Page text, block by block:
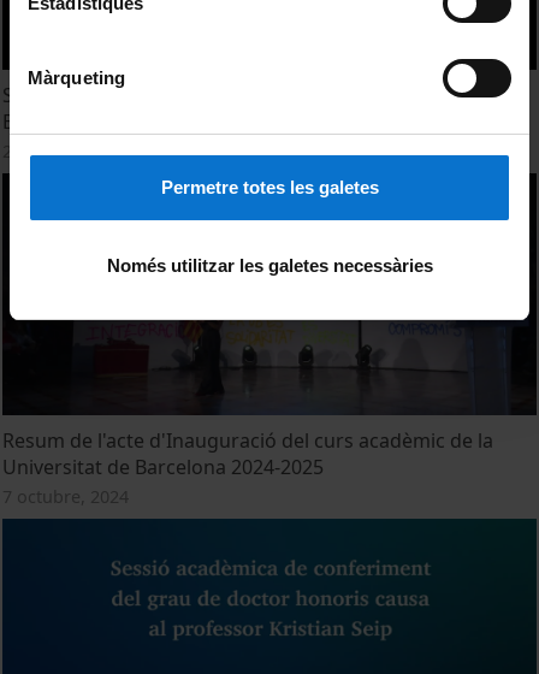
Màrqueting
Permetre totes les galetes
Només utilitzar les galetes necessàries
Sessió d'investidura del Grau de Doctor Honoris Causa a
Belinda E. Medlyn
29 octubre, 2024
Resum de l'acte d'Inauguració del curs acadèmic de la
Universitat de Barcelona 2024-2025
7 octubre, 2024